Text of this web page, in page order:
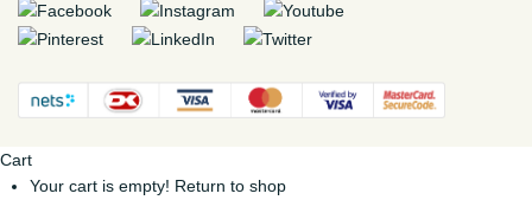
Cart
Your cart is empty! Return to shop